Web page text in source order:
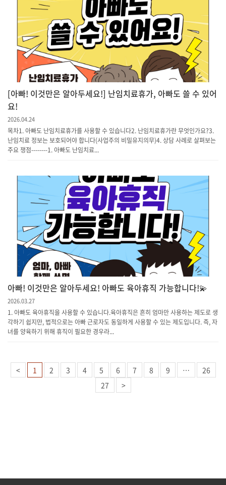
[아빠! 이것만은 알아두세요!] 난임치료휴가, 아빠도 쓸 수 있어
요!
2026.04.24
목차1. 아빠도 난임치료휴가를 사용할 수 있습니다2. 난임치료휴가란 무엇인가요?3.
난임치료 정보는 보호되어야 합니다(사업주의 비밀유지의무)4. 상담 사례로 살펴보는
주요 쟁점--------1. 아빠도 난임치료...
아빠! 이것만은 알아두세요! 아빠도 육아휴직 가능합니다!💫
2026.03.27
1. 아빠도 육아휴직을 사용할 수 있습니다.육아휴직은 흔히 엄마만 사용하는 제도로 생
각하기 쉽지만, 법적으로는 아빠 근로자도 동일하게 사용할 수 있는 제도입니다. 즉, 자
녀를 양육하기 위해 휴직이 필요한 경우라...
< 1 2 3 4 5 6 7 8 9 …
26
27
>